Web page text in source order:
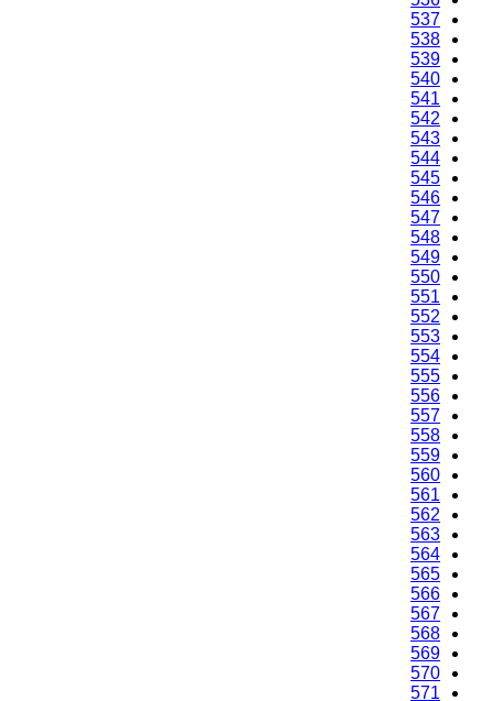
537
538
539
540
541
542
543
544
545
546
547
548
549
550
551
552
553
554
555
556
557
558
559
560
561
562
563
564
565
566
567
568
569
570
571